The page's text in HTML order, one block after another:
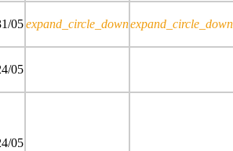
05expand_circle_downexpand_circle_down
05
05